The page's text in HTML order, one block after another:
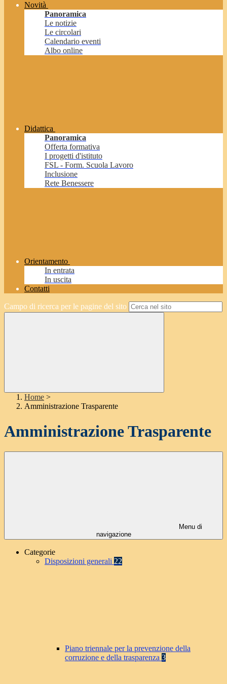
Novità
Panoramica
Le notizie
Le circolari
Calendario eventi
Albo online
Didattica
Panoramica
Offerta formativa
I progetti d'istituto
FSL - Form. Scuola Lavoro
Inclusione
Rete Benessere
Orientamento
In entrata
In uscita
Contatti
Campo di ricerca per le pagine del sito
Home >
Amministrazione Trasparente
Amministrazione Trasparente
Menu di
navigazione
Categorie
Disposizioni generali 22
Piano triennale per la prevenzione della
corruzione e della trasparenza 3